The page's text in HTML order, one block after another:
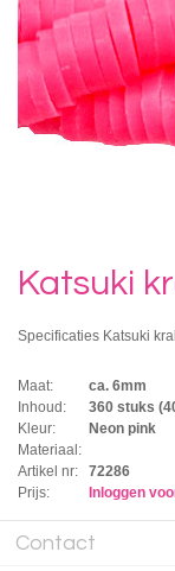
Katsuki
Specificaties Katsuki
Maat:
ca. 6mm
Inhoud:
360 stuks
Kleur:
Neon pink
Materiaal:
Artikel nr:
72286
Prijs:
Inloggen
Contact